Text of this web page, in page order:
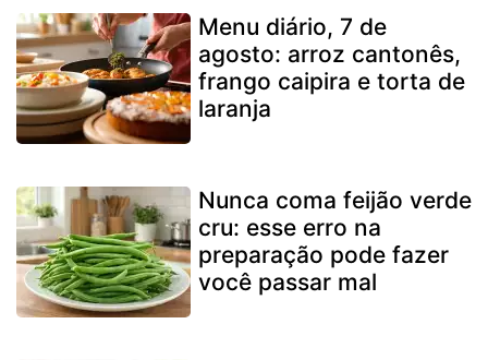
Menu diário, 7 de
agosto: arroz cantonês,
frango caipira e torta de
laranja
Nunca coma feijão verde
cru: esse erro na
preparação pode fazer
você passar mal